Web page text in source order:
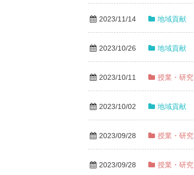
2023/11/14 地域貢献
2023/10/26 地域貢献
2023/10/11 授業・研究
2023/10/02 地域貢献
2023/09/28 授業・研究
2023/09/28 授業・研究